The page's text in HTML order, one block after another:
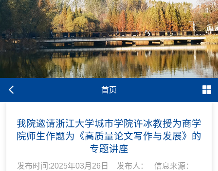
首页
我院邀请浙江大学城市学院许冰教授为商学
院师生作题为《高质量论文写作与发展》的
专题讲座
发布时间:2025年03月26日 发布人：
信息来源：